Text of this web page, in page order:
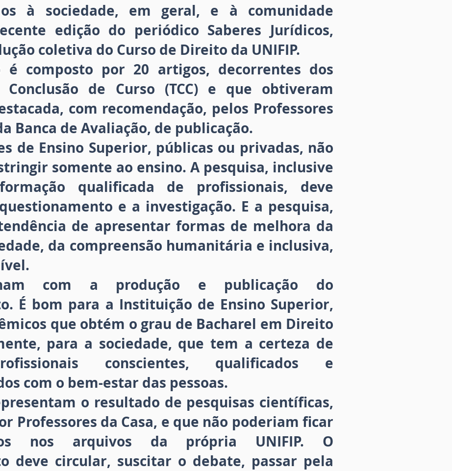
à sociedade, em geral, e à comunidade
edição do periódico Saberes Jurídicos,
coletiva do Curso de Direito da UNIFIP.
é composto por 20 artigos, decorrentes dos
Conclusão de Curso (TCC) e que obtiveram
com recomendação, pelos Professores
Banca de Avaliação, de publicação.
de Ensino Superior, públicas ou privadas, não
somente ao ensino. A pesquisa, inclusive
qualificada de profissionais, deve
e a investigação. E a pesquisa,
de apresentar formas de melhora da
da compreensão humanitária e inclusiva,
com a produção e publicação do
É bom para a Instituição de Ensino Superior,
que obtém o grau de Bacharel em Direito
para a sociedade, que tem a certeza de
conscientes, qualificados e
com o bem-estar das pessoas.
o resultado de pesquisas científicas,
Professores da Casa, e que não poderiam ficar
nos arquivos da própria UNIFIP. O
deve circular, suscitar o debate, passar pela